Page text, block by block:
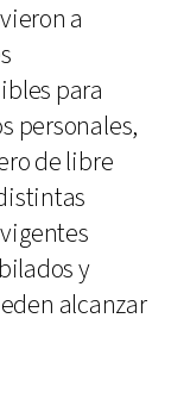
a
para
personales,
de libre
y
alcanzar